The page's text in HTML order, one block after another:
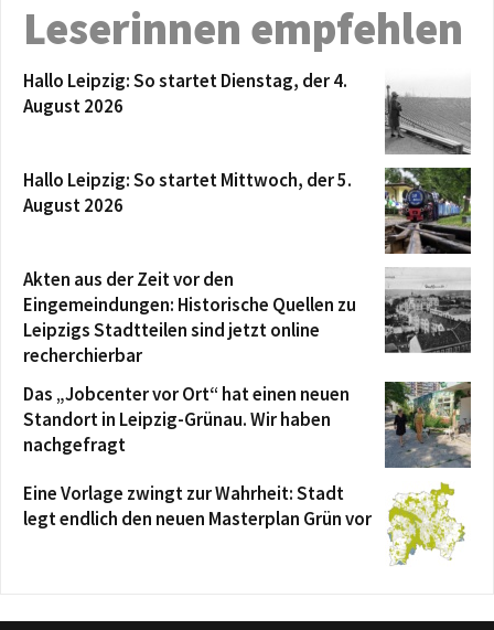
Leserinnen empfehlen
Hallo Leipzig: So startet Dienstag, der 4.
August 2026
Hallo Leipzig: So startet Mittwoch, der 5.
August 2026
Akten aus der Zeit vor den
Eingemeindungen: Historische Quellen zu
Leipzigs Stadtteilen sind jetzt online
recherchierbar
Das „Jobcenter vor Ort“ hat einen neuen
Standort in Leipzig-Grünau. Wir haben
nachgefragt
Eine Vorlage zwingt zur Wahrheit: Stadt
legt endlich den neuen Masterplan Grün vor